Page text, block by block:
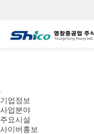
기업정보
사업분야
주요시설
사이버홍보